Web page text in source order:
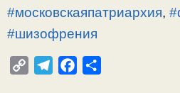
#московскаяпатриархия,
#шизофрения